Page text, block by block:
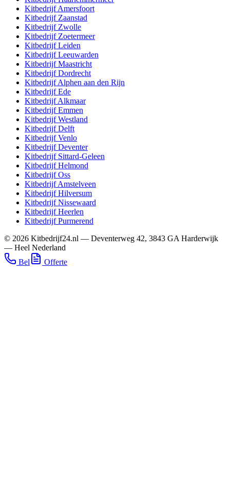
KitbedrijfAmersfoort
Kitbedrijf Zaanstad
Kitbedrijf Zwolle
Kitbedrijf Zoetermeer
KitbedrijfLeiden
KitbedrijfLeeuwarden
KitbedrijfMaastricht
KitbedrijfDordrecht
KitbedrijfAlphen aan den Rijn
KitbedrijfEde
KitbedrijfAlkmaar
KitbedrijfEmmen
KitbedrijfWestland
KitbedrijfDelft
KitbedrijfVenlo
KitbedrijfDeventer
Kitbedrijf Sittard-Geleen
KitbedrijfHelmond
KitbedrijfOss
KitbedrijfAmstelveen
KitbedrijfHilversum
KitbedrijfNissewaard
KitbedrijfHeerlen
KitbedrijfPurmerend
© 2026 Kitbedrijf24.nl — Deventerweg 42, 3843 GA Harderwijk
— Heel Nederland
Bel
Offerte